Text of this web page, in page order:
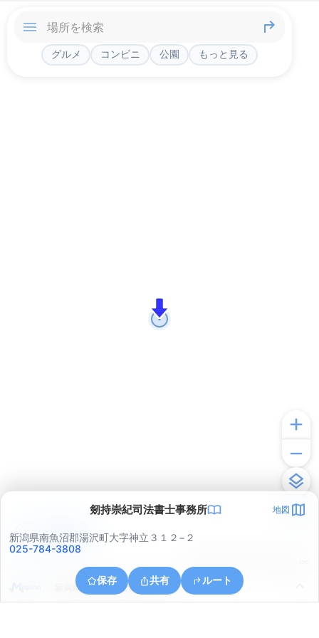
グルメ コンビニ 公園 もっと見る
剱持崇紀司法書士事務所 地図
新潟県南魚沼郡湯沢町大字神立３１２−２
025-784-3808
保存 共有 ルート
新潟県南魚沼郡湯沢町大字湯沢
アプリで見る